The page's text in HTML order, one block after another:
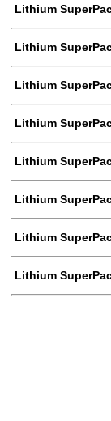
Lithium
Lithium
Lithium
Lithium
Lithium
Lithium
Lithium
Lithium